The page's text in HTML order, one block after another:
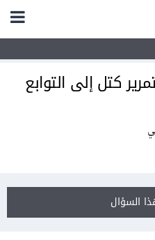
كتل إلى التوابع
السؤال